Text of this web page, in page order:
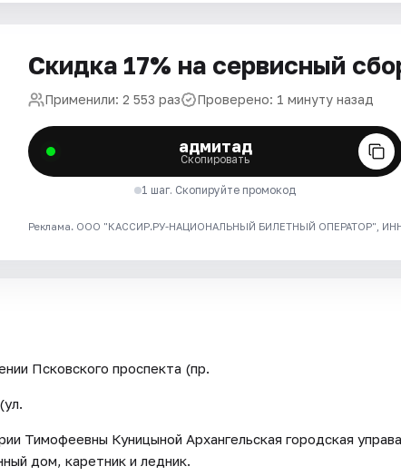
Скидка 17% на сервисный
Применили: 2 553 раз Проверено: 1 минуту назад
адмитад
Скопировать
1 шаг. Скопируйте промокод
Реклама. ООО "КАССИР.РУ-НАЦИОНАЛЬНЫЙ БИЛЕТНЫЙ ОПЕРАТОР", ИНН:
Псковского проспекта (пр.
Тимофеевны Куницыной Архангельская городская управа
дом, каретник и ледник.